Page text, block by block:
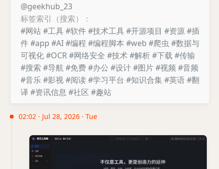
@geekhub_23
标签索引（搜索）：
#网站#工具#软件#技术工具#开源项目 #资源#插
件#app #AI#编程 #编程脚本 #web #爬虫 #数据与
可视化#OCR#网络安全 #技术#解析#下载 #传输
#搜索 #导航#免费#办公 #设计#图片#视频 #音频
#音乐#影视#阅读 #学习平台 #知识合集#英语#翻
译 #资讯信息 #社区 #趣站
02:02 · Jul 28, 2026 · Tue